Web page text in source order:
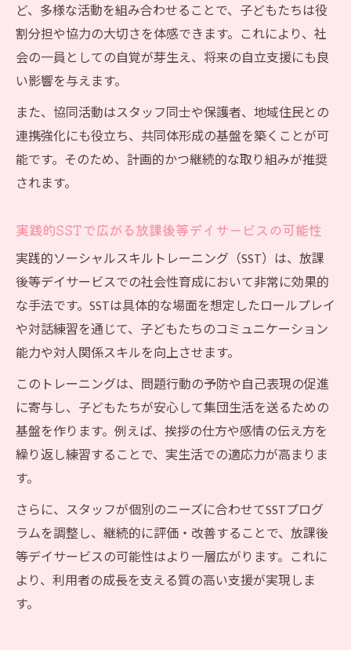
ど、多様な活動を組み合わせることで、子どもたちは役
割分担や協力の大切さを体感できます。これにより、社
会の一員としての自覚が芽生え、将来の自立支援にも良
い影響を与えます。
また、協同活動はスタッフ同士や保護者、地域住民との
連携強化にも役立ち、共同体形成の基盤を築くことが可
能です。そのため、計画的かつ継続的な取り組みが推奨
されます。
実践的SSTで広がる放課後等デイサービスの可能性
実践的ソーシャルスキルトレーニング（SST）は、放課
後等デイサービスでの社会性育成において非常に効果的
な手法です。SSTは具体的な場面を想定したロールプレイ
や対話練習を通じて、子どもたちのコミュニケーション
能力や対人関係スキルを向上させます。
このトレーニングは、問題行動の予防や自己表現の促進
に寄与し、子どもたちが安心して集団生活を送るための
基盤を作ります。例えば、挨拶の仕方や感情の伝え方を
繰り返し練習することで、実生活での適応力が高まりま
す。
さらに、スタッフが個別のニーズに合わせてSSTプログ
ラムを調整し、継続的に評価・改善することで、放課後
等デイサービスの可能性はより一層広がります。これに
より、利用者の成長を支える質の高い支援が実現しま
す。